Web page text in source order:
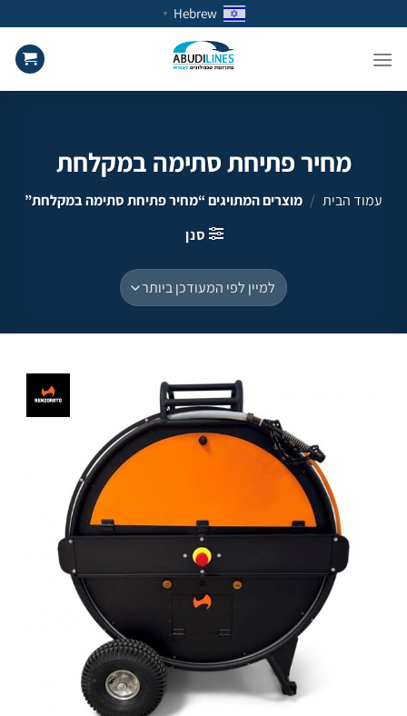
to
content
Hebrew
▼
מחיר פתיחת סתימה במקלחת
עמוד הבית / מוצרים המתויגים “מחיר פתיחת סתימה במקלחת”
סנן